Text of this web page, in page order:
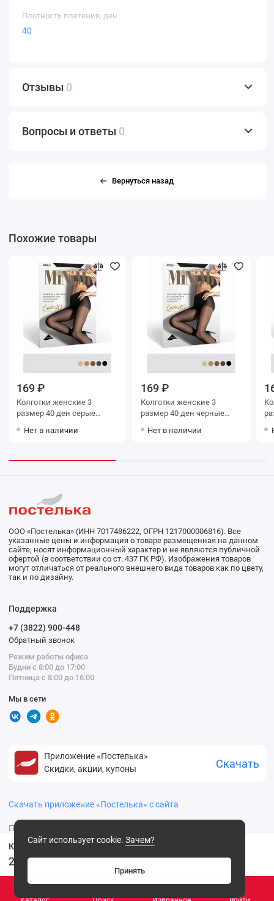
Колготки женские 3 размер 40 ден черные MiNiMi
299 .00 ₽
Плотность плетения, ден
40
Отзывы 0
Вопросы и ответы 0
Вернуться назад
Похожие товары
169 ₽
Колготки женские 3
размер 40 ден серые
Нет в наличии
169 ₽
Колготки женские 3
размер 40 ден черные
Нет в наличии
Сайт использует cookie. Зачем?
Принять
ООО «Постелька» (ИНН 7017486222, ОГРН 1217000006816). Все
указанные цены и информация о товаре размещенная на данном
сайте, носят информационный характер и не являются публичной
офертой (в соответствии со ст. 437 ГК РФ). Изображения товаров
могут отличаться от реального внешнего вида товаров как по цвету,
так и по дизайну.
Поддержка
+7 (3822) 900-448
Обратный звонок
Режим работы офиса
Будни с 8:00 до 17:00
Пятница с 8:00 до 16:00
Мы в сети
Приложение «Постелька»
Скидки, акции, купоны
Скачать
Скачать приложение «Постелька» с сайта
Политика конфиденциальности